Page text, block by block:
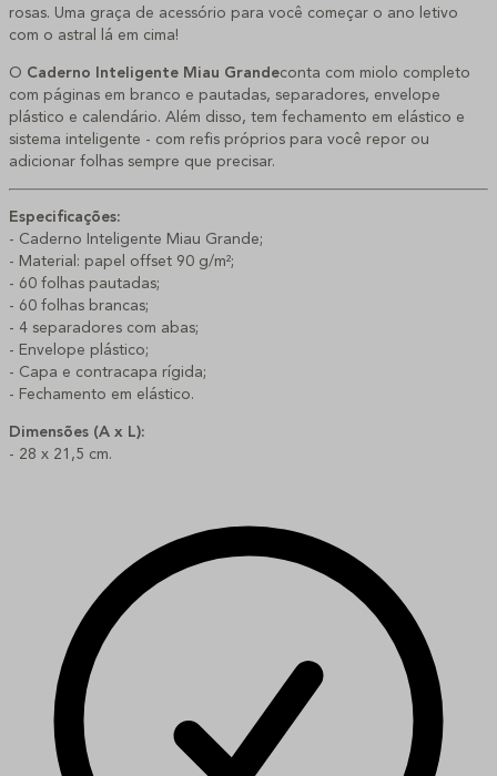
rosas. Uma graça de acessório para você começar o ano letivo
com o astral lá em cima!
O Caderno Inteligente Miau Grandeconta com miolo completo
com páginas em branco e pautadas, separadores, envelope
plástico e calendário. Além disso, tem fechamento em elástico e
sistema inteligente - com refis próprios para você repor ou
adicionar folhas sempre que precisar.
Especificações:
- Caderno Inteligente Miau Grande;
- Material: papel offset 90 g/m²;
- 60 folhas pautadas;
- 60 folhas brancas;
- 4 separadores com abas;
- Envelope plástico;
- Capa e contracapa rígida;
- Fechamento em elástico.
Dimensões (A x L):
- 28 x 21,5 cm.